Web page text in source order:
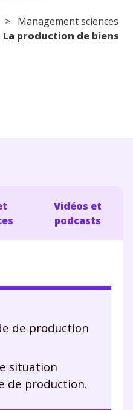
> Management sciences
La production de biens
Vidéos et
podcasts
de production
situation
de production.